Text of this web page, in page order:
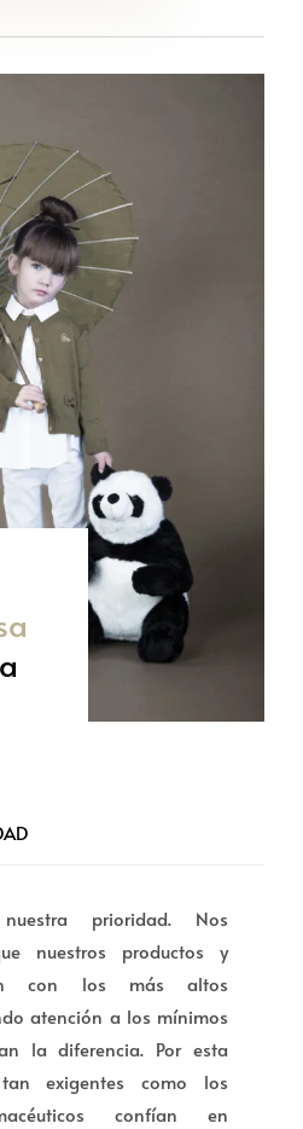
prioridad. Nos
nuestros productos y
con los más altos
atención a los mínimos
la diferencia. Por esta
exigentes como los
confían en